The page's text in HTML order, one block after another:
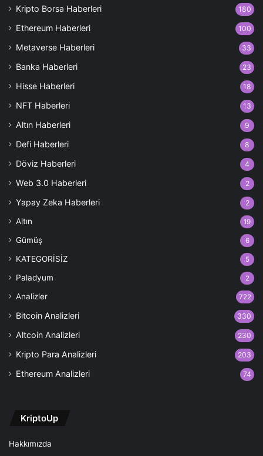
Kripto Borsa Haberleri 180
Ethereum Haberleri 100
Metaverse Haberleri 33
Banka Haberleri 23
Hisse Haberleri 18
NFT Haberleri 13
Altın Haberleri 9
Defi Haberleri 8
Döviz Haberleri 4
Web 3.0 Haberleri 2
Yapay Zeka Haberleri 2
Altın 19
Gümüş 6
KATEGORİSİZ 5
Paladyum 2
Analizler 722
Bitcoin Analizleri 330
Altcoin Analizleri 230
Kripto Para Analizleri 203
Ethereum Analizleri 74
KriptoUp
Hakkımızda